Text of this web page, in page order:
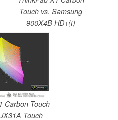
Touch vs. Samsung
900X4B HD+(t)
Carbon Touch
Touch